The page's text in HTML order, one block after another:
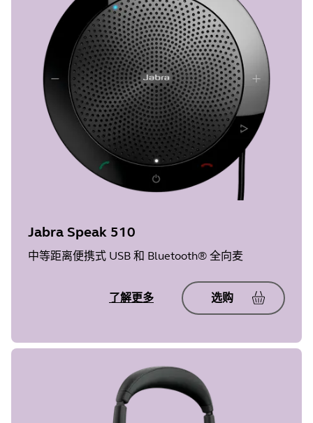
Jabra Speak 510
中等距离便携式 USB 和 Bluetooth® 全向麦
了解更多 选购